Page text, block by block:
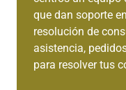
que dan soporte
resolución de
asistencia,
para resolver tus